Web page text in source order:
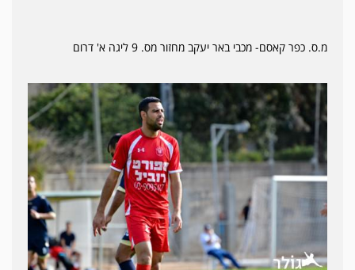
מ.ס. כפר קאסם- מכבי באר יעקב מחזור מס. 9 ליגה א' דרום